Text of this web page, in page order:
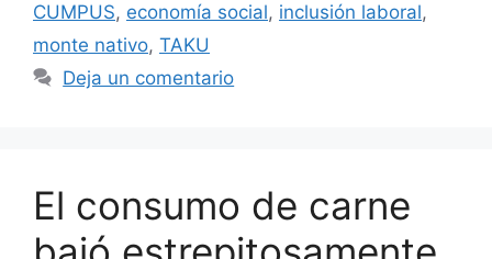
CUMPUS, economía social, inclusión laboral,
monte nativo, TAKU
Deja un comentario
El consumo de carne